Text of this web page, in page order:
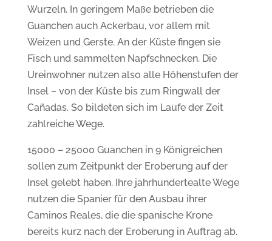
Wurzeln. In geringem Maße betrieben die
Guanchen auch Ackerbau, vor allem mit
Weizen und Gerste. An der Küste fingen sie
Fisch und sammelten Napfschnecken. Die
Ureinwohner nutzen also alle Höhenstufen der
Insel – von der Küste bis zum Ringwall der
Cañadas. So bildeten sich im Laufe der Zeit
zahlreiche Wege.
15000 – 25000 Guanchen in 9 Königreichen
sollen zum Zeitpunkt der Eroberung auf der
Insel gelebt haben. Ihre jahrhundertealte Wege
nutzen die Spanier für den Ausbau ihrer
Caminos Reales, die die spanische Krone
bereits kurz nach der Eroberung in Auftrag ab.